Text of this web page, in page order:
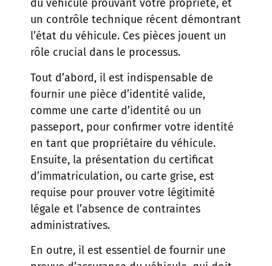
du véhicule prouvant votre propriété, et
un contrôle technique récent démontrant
l’état du véhicule. Ces pièces jouent un
rôle crucial dans le processus.
Tout d’abord, il est indispensable de
fournir une pièce d’identité valide,
comme une carte d’identité ou un
passeport, pour confirmer votre identité
en tant que propriétaire du véhicule.
Ensuite, la présentation du certificat
d’immatriculation, ou carte grise, est
requise pour prouver votre légitimité
légale et l’absence de contraintes
administratives.
En outre, il est essentiel de fournir une